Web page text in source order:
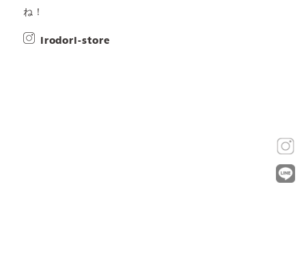
ね！
irodori-store